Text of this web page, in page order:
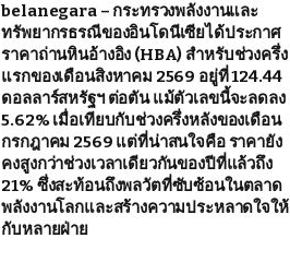
belanegara – กระทรวงพลังงานและ
ทรัพยากรธรณีของอินโดนีเซียได้ประกาศ
ราคาถ่านหินอ้างอิง (HBA) สำหรับช่วงครึ่ง
แรกของเดือนสิงหาคม 2569 อยู่ที่ 124.44
ดอลลาร์สหรัฐฯ ต่อตัน แม้ตัวเลขนี้จะลดลง
5.62% เมื่อเทียบกับช่วงครึ่งหลังของเดือน
กรกฎาคม 2569 แต่ที่น่าสนใจคือ ราคายัง
คงสูงกว่าช่วงเวลาเดียวกันของปีที่แล้วถึง
21% ซึ่งสะท้อนถึงพลวัตที่ซับซ้อนในตลาด
พลังงานโลกและสร้างความประหลาดใจให้
กับหลายฝ่าย